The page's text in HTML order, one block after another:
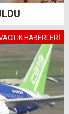
HABERLERİ